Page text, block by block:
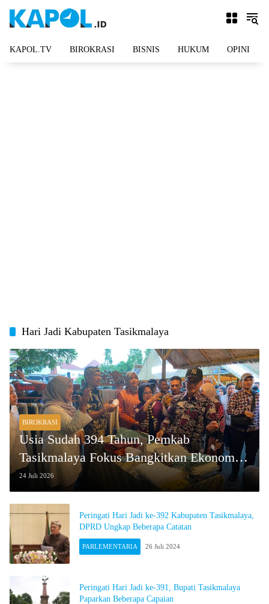
KAPOL.TV BIROKRASI BISNIS HUKUM OPINI
Hari Jadi Kabupaten Tasikmalaya
BIROKRASI
Usia Sudah 394 Tahun, Pemkab
Tasikmalaya Fokus Bangkitkan Ekonomi
Kerakyatan
24 Juli 2026
Peringati Hari Jadi ke-392 Kabupaten Tasikmalaya,
DPRD Ungkap Beberapa Catatan
PARLEMENTARIA 26 Juli 2024
Peringati Hari Jadi ke-391, Bupati Tasikmalaya
Paparkan Beberapa Capaian